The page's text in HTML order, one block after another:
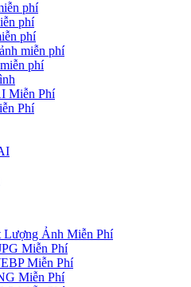
phí
phí
phí
miễn phí
phí
Miễn Phí
Phí
Lượng Ảnh Miễn Phí
Miễn Phí
Miễn Phí
Miễn Phí